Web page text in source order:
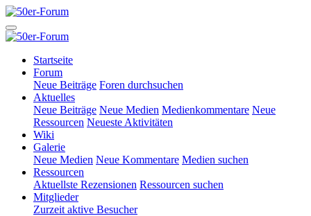
Startseite
Forum
Neue Beiträge Foren durchsuchen
Aktuelles
Neue Beiträge Neue Medien Medienkommentare Neue
Ressourcen Neueste Aktivitäten
Wiki
Galerie
Neue Medien Neue Kommentare Medien suchen
Ressourcen
Aktuellste Rezensionen Ressourcen suchen
Mitglieder
Zurzeit aktive Besucher